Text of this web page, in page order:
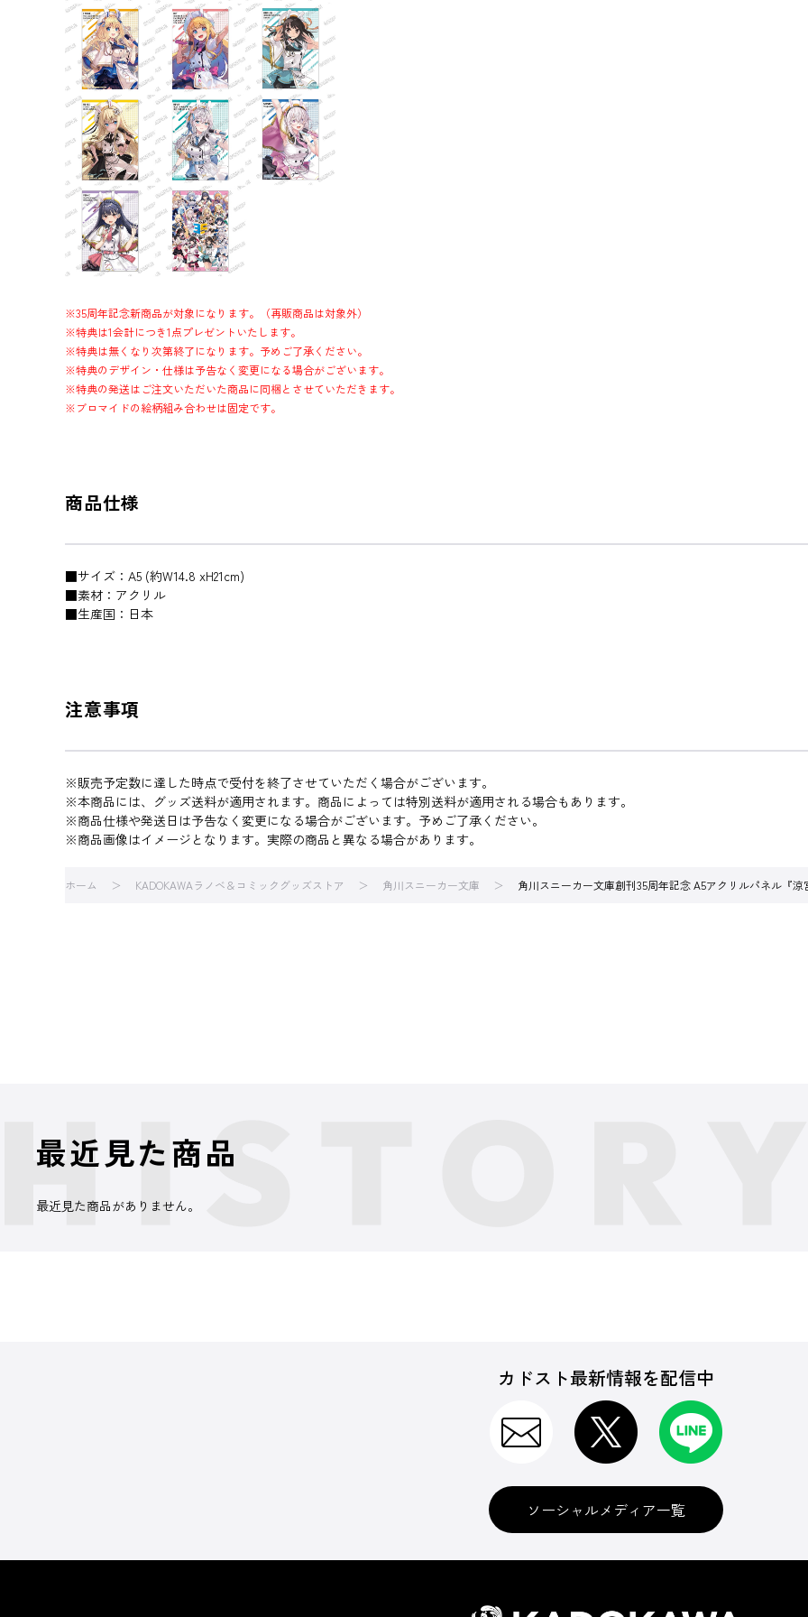
※35周年記念新商品が対象になります。（再販商品は対象外）
※特典は1会計につき1点プレゼントいたします。
※特典は無くなり次第終了になります。予めご了承ください。
※特典のデザイン・仕様は予告なく変更になる場合がございます。
※特典の発送はご注文いただいた商品に同梱とさせていただきます。
※ブロマイドの絵柄組み合わせは固定です。
商品仕様
■サイズ：A5 (約W14.8 xH21cm)
■素材：アクリル
■生産国：日本
注意事項
※販売予定数に達した時点で受付を終了させていただく場合がございます。
※本商品には、グッズ送料が適用されます。商品によっては特別送料が適用される場合もあります。
※商品仕様や発送日は予告なく変更になる場合がございます。予めご了承ください。
※商品画像はイメージとなります。実際の商品と異なる場合があります。
ホーム KADOKAWAラノベ＆コミックグッズストア 角川スニーカー文庫 角川スニーカー文庫創刊35周年記念 A5アクリルパネル『涼
最近見た商品
最近見た商品がありません。
カドスト最新情報を配信中
ソーシャルメディア一覧